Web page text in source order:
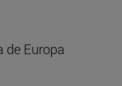
de Europa